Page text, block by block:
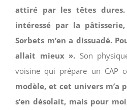
attiré par les têtes dures.
intéressé par la
Sorbets m’en a dissuadé.
allait mieux ». Son
voisine qui prépare un CAP
modèle, et cet univers m’a
s’en désolait, mais pour